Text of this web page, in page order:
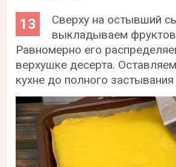
Сверху на остывший
выкладываем
Равномерно его
верхушке десерта.
кухне до полного